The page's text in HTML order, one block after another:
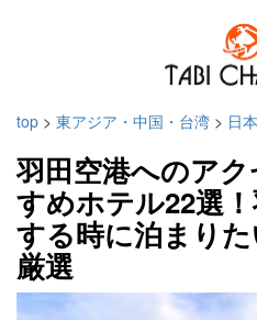
top > 東アジア・中国・台湾 > 日本
羽田空港へのア
すめホテル22選
する時に泊まり
厳選